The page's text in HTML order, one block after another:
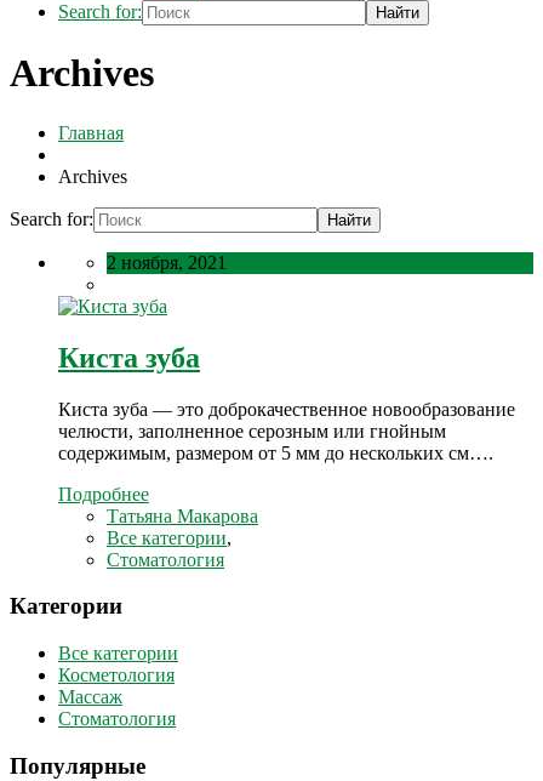
Search for:
Archives
Главная
Archives
Search for:
2 ноября, 2021
Киста зуба
Киста зуба — это доброкачественное новообразование
челюсти, заполненное серозным или гнойным
содержимым, размером от 5 мм до нескольких см….
Подробнее
Татьяна Макарова
Все категории,
Стоматология
Категории
Все категории
Косметология
Массаж
Стоматология
Популярные